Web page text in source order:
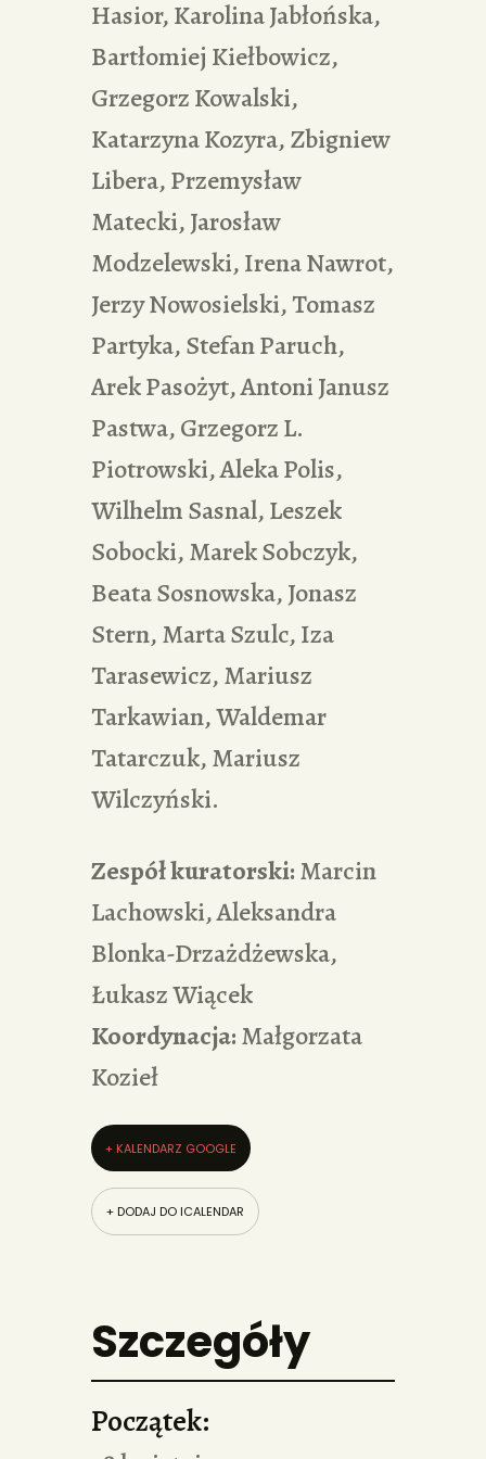
Hasior, Karolina Jabłońska,
Bartłomiej Kiełbowicz,
Grzegorz Kowalski,
Katarzyna Kozyra, Zbigniew
Libera, Przemysław
Matecki, Jarosław
Modzelewski, Irena Nawrot,
Jerzy Nowosielski, Tomasz
Partyka, Stefan Paruch,
Arek Pasożyt, Antoni Janusz
Pastwa, Grzegorz L.
Piotrowski, Aleka Polis,
Wilhelm Sasnal, Leszek
Sobocki, Marek Sobczyk,
Beata Sosnowska, Jonasz
Stern, Marta Szulc, Iza
Tarasewicz, Mariusz
Tarkawian, Waldemar
Tatarczuk, Mariusz
Wilczyński.
Zespół kuratorski:Marcin
Lachowski, Aleksandra
Blonka-Drzażdżewska,
Łukasz Wiącek
Koordynacja:Małgorzata
Kozieł
+ KALENDARZ GOOGLE
+ DODAJ DO ICALENDAR
Szczegóły
Początek: